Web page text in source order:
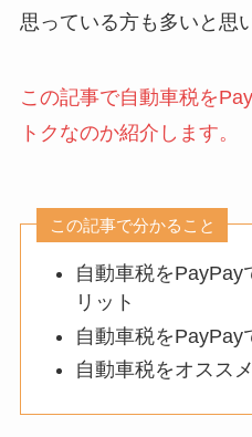
思っている方も多いと思
この記事で自動車税を
トクなのか紹介します。
この記事で分かること
自動車税をPayPay
リット
自動車税をPayPay
自動車税をオスス